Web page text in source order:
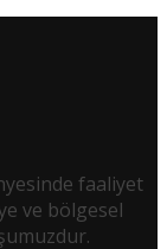
faaliyet
ve bölgesel